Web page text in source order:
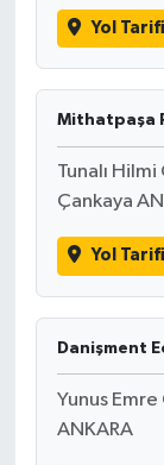
Yol Tarifi
Mithatpaşa
Tunalı
Çankaya
Yol Tarifi
Danişment
Yunus
ANKARA